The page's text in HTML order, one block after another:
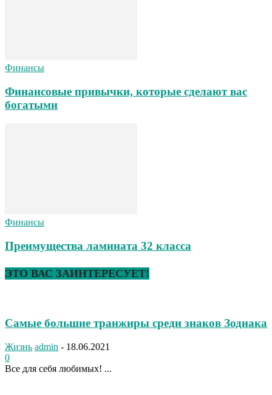
Финансы
Финансовые привычки, которые сделают вас
богатыми
Финансы
Преимущества ламината 32 класса
ЭТО ВАС ЗАИНТЕРЕСУЕТ!
Самые большие транжиры среди знаков Зодиака
Жизнь admin - 18.06.2021
0
Все для себя любимых! ...